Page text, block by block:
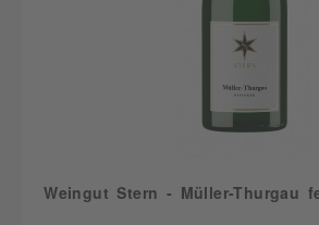
Weingut Stern - Müller-Thurgau